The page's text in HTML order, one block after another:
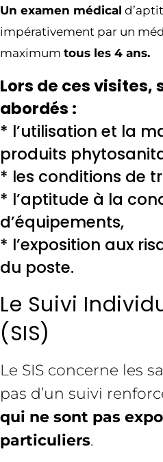
Un examen médical
impérativement par un
maximum tous les 4 ans.
Lors de ces
abordés :
* l’utilisation et la
produits
* les conditions de
* l’aptitude à la
d’équipements,
* l’exposition aux
du poste.
Le Suivi
(SIS)
Le SIS concerne les
pas d’un suivi
qui ne sont pas
particuliers.